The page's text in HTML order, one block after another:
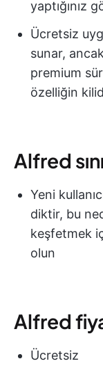
yaptığınız
Ücretsiz
sunar,
premium
özelliğin
Alfred
Yeni
diktir, bu
keşfetmek
olun
Alfred
Ücretsiz